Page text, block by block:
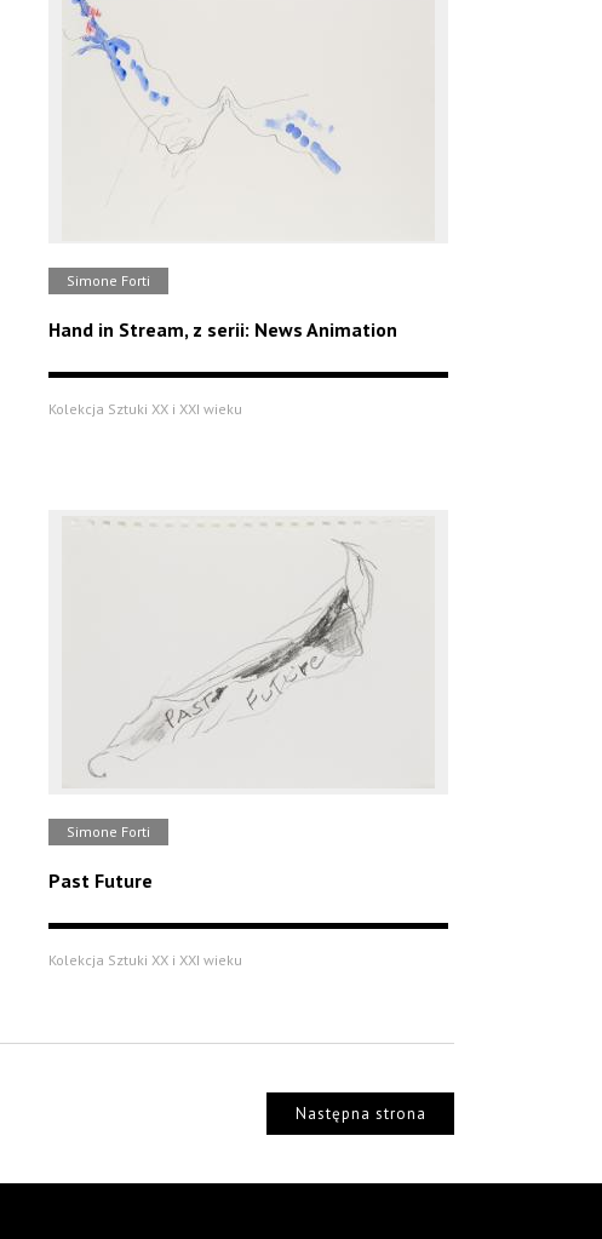
Simone Forti
Hand in Stream, z serii: News Animation
Kolekcja Sztuki XX i XXI wieku
Simone Forti
Past Future
Kolekcja Sztuki XX i XXI wieku
Następna strona